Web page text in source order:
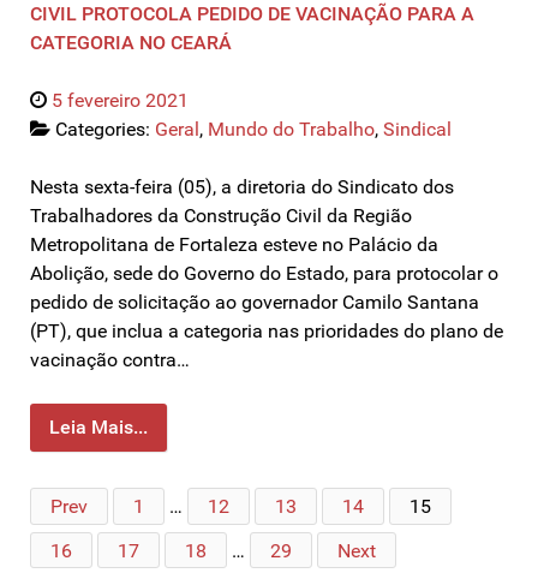
CIVIL PROTOCOLA PEDIDO DE VACINAÇÃO PARA A
CATEGORIA NO CEARÁ
5 fevereiro 2021
Categories: Geral, Mundo do Trabalho, Sindical
Nesta sexta-feira (05), a diretoria do Sindicato dos
Trabalhadores da Construção Civil da Região
Metropolitana de Fortaleza esteve no Palácio da
Abolição, sede do Governo do Estado, para protocolar o
pedido de solicitação ao governador Camilo Santana
(PT), que inclua a categoria nas prioridades do plano de
vacinação contra…
Leia Mais...
Prev 1 … 12 13 14
15
16
17 18 … 29 Next